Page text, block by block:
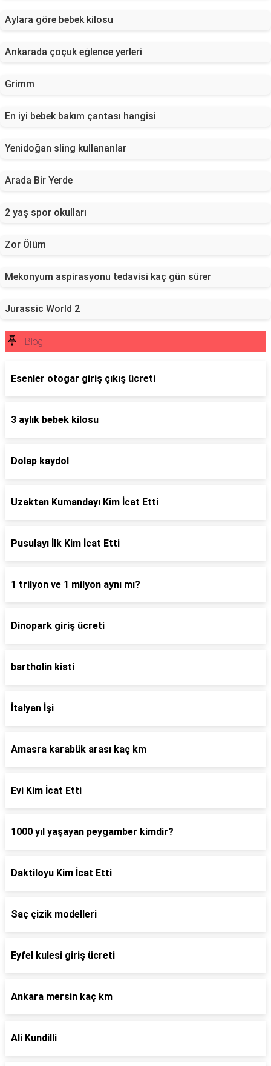
Aylara göre bebek kilosu
Ankarada çoçuk eğlence yerleri
Grimm
En iyi bebek bakım çantası hangisi
Yenidoğan sling kullananlar
Arada Bir Yerde
2 yaş spor okulları
Zor Ölüm
Mekonyum aspirasyonu tedavisi kaç gün sürer
Jurassic World 2
Blog
Esenler otogar giriş çıkış ücreti
3 aylık bebek kilosu
Dolap kaydol
Uzaktan Kumandayı Kim İcat Etti
Pusulayı İlk Kim İcat Etti
1 trilyon ve 1 milyon aynı mı?
Dinopark giriş ücreti
bartholin kisti
İtalyan İşi
Amasra karabük arası kaç km
Evi Kim İcat Etti
1000 yıl yaşayan peygamber kimdir?
Daktiloyu Kim İcat Etti
Saç çizik modelleri
Eyfel kulesi giriş ücreti
Ankara mersin kaç km
Ali Kundilli